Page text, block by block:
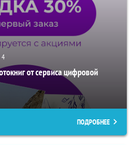
4
от сервиса цифровой
ПОДРОБНЕЕ